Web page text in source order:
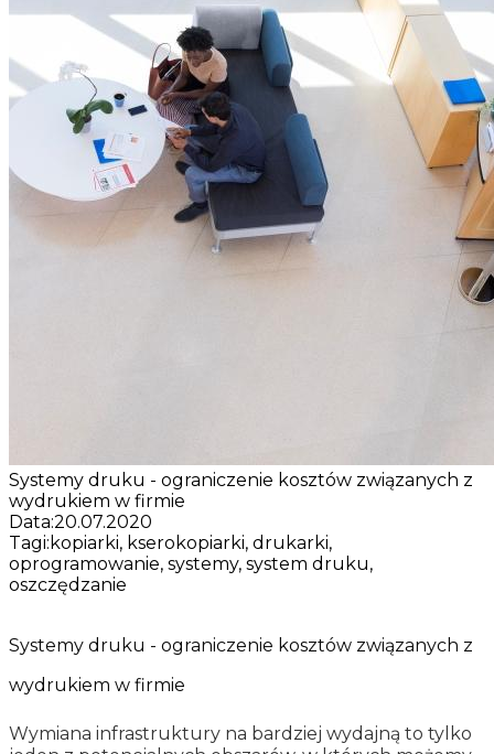
Systemy druku - ograniczenie kosztów związanych z
wydrukiem w firmie
Data:20.07.2020
Tagi: kopiarki, kserokopiarki, drukarki,
oprogramowanie, systemy, system druku,
oszczędzanie
Systemy druku - ograniczenie kosztów związanych z
wydrukiem w firmie
Wymiana infrastruktury na bardziej wydajną to tylko